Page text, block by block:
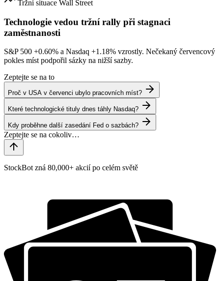
Tržní situace Wall Street
Technologie vedou tržní rally při stagnaci
zaměstnanosti
S&P 500 +0.60% a Nasdaq +1.18% vzrostly. Nečekaný červencový
pokles míst podpořil sázky na nižší sazby.
Zeptejte se na to
Proč v USA v červenci ubylo pracovních míst?
Které technologické tituly dnes táhly Nasdaq?
Kdy proběhne další zasedání Fed o sazbách?
StockBot zná 80,000+ akcií po celém světě